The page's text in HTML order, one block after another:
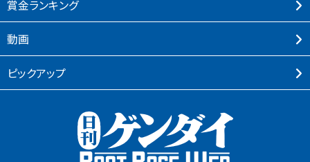
賞⾦ランキング
動画
ピックアップ